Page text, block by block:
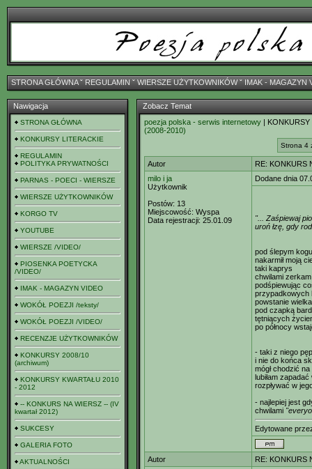
STRONA GŁÓWNAˇ REGULAMIN ˇ WIERSZE UŻYTKOWNIKÓWˇ IMAK - MAGAZYN
Nawigacja
STRONA GŁÓWNA
KONKURSY LITERACKIE
REGULAMIN
POLITYKA PRYWATNOŚCI
PARNAS - POECI - WIERSZE
WIERSZE UŻYTKOWNIKÓW
KORGO TV
YOUTUBE
WIERSZE /VIDEO/
PIOSENKA POETYCKA
/VIDEO/
IMAK - MAGAZYN VIDEO
WOKÓŁ POEZJI /teksty/
WOKÓŁ POEZJI /VIDEO/
RECENZJE UŻYTKOWNIKÓW
KONKURSY 2008/10
(archiwum)
KONKURSY KWARTAŁU 2010
- 2012
-- KONKURS NA WIERSZ -- (IV
kwartał 2012)
SUKCESY
GALERIA FOTO
AKTUALNOŚCI
Zobacz Temat
poezja polska - serwis internetowy |
(2008-2010)
Strona 4
Autor
RE: KONKURS
milo i ja
Użytkownik
Postów: 13
Miejscowość: Wyspa
Data rejestracji: 25.01.09
Dodane dnia
"... Zaśpiewaj
uroń łzę, gdy
pod ślepym
nakarmił moją
taki kaprys
chwilami
podśpiewując
przypadkowych
powstanie
pod czapką
tętniących
po północy
- taki z niego
i nie do końca
mógł chodzić
lubiłam
rozpływać w
- najlepiej jest
chwilami
Edytowane
Autor
RE: KONKURS